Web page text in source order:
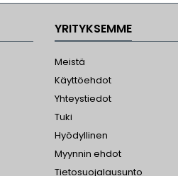
YRITYKSEMME
Meistä
Käyttöehdot
Yhteystiedot
Tuki
Hyödyllinen
Myynnin ehdot
Tietosuojalausunto